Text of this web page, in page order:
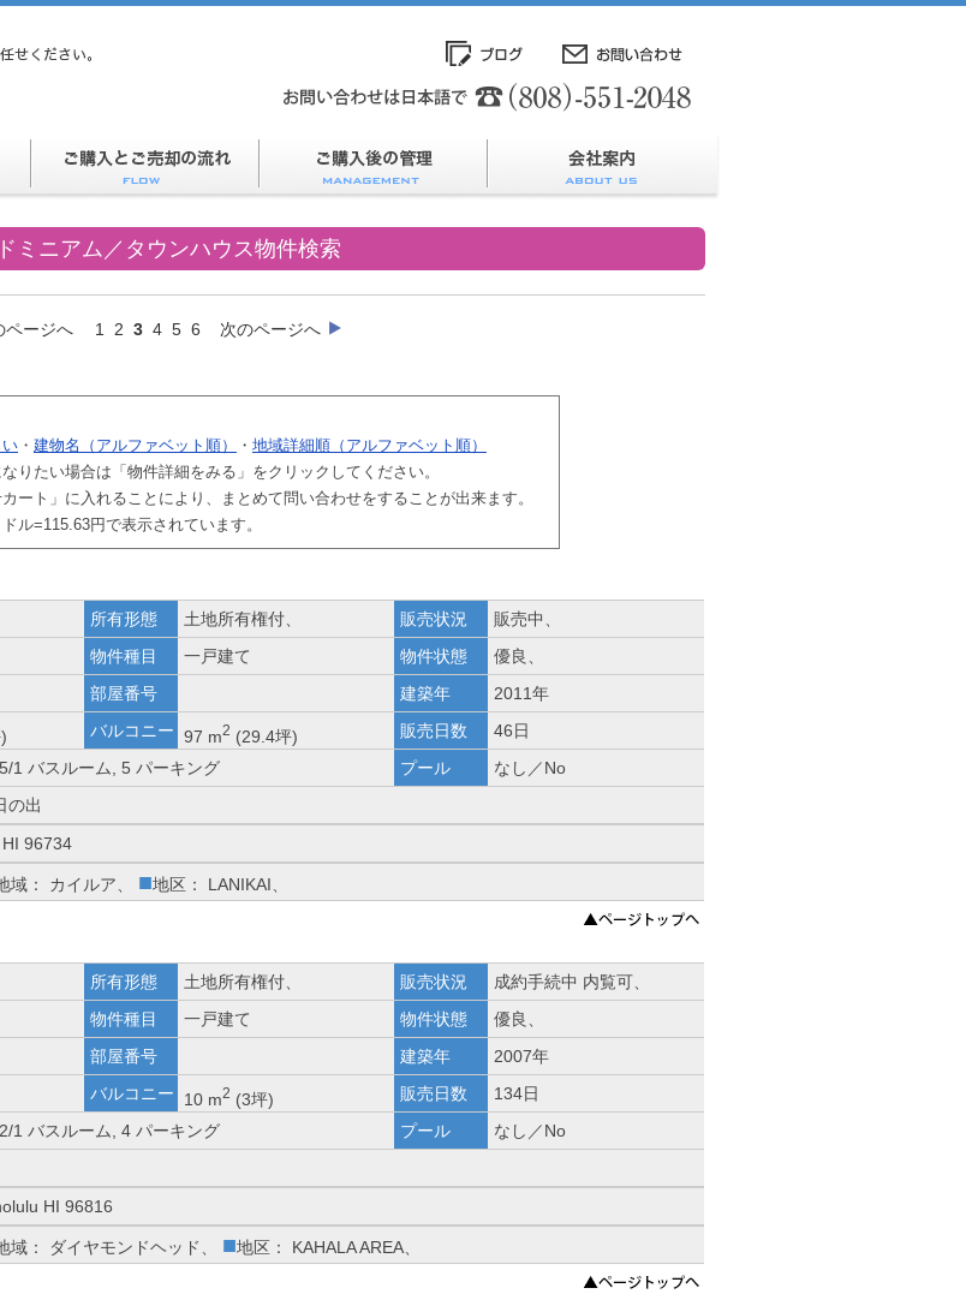
ミニアム／タウンハウス物件検索
ページへ 1 2 3 4 5 6 次のページへ
い ・ 建物名（アルファベット順） ・ 地域詳細順（アルファベット順）
りたい場合は「物件詳細をみる」をクリックしてください。
ート」に入れることにより、まとめて問い合わせをすることが出来ます。
ル=115.63円で表示されています。
所有形態 土地所有権付、 販売状況
販売中、
物件種目 一戸建て 物件状態
優良、
部屋番号 建築年 2011年
バルコニー 97 m2 (29.4坪) 販売日数
46日
1 バスルーム, 5 パーキング プール
なし／No
の出
96734
域： カイルア、 ■地区： LANIKAI、
所有形態 土地所有権付、 販売状況
成約手続中 内覧可、
物件種目 一戸建て 物件状態
優良、
部屋番号 建築年 2007年
バルコニー 10 m2 (3坪) 販売日数
134日
1 バスルーム, 4 パーキング プール
なし／No
HI 96816
域： ダイヤモンドヘッド、 ■地区： KAHALA AREA、